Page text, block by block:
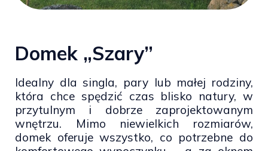
Domek „Szary”
Idealny dla singla, pary lub małej rodziny,
która chce spędzić czas blisko natury, w
przytulnym i dobrze zaprojektowanym
wnętrzu. Mimo niewielkich rozmiarów,
domek oferuje wszystko, co potrzebne do